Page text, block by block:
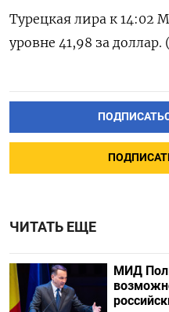
Турецкая лира к 14:02
уровне 41,98 за
ЧИТАТЬ ЕЩЕ
МИД